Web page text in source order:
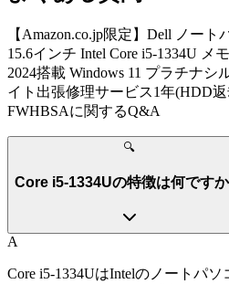
【Amazon.co.jp限定】Dell ノート
15.6インチ Intel Core i5-1334U メ
2024搭載 Windows 11 プラチナ
イト出張修理サービス1年(HDD
FWHBSAに関するQ&A
🔍
Core i5-1334Uの特徴は何ですか
A
Core i5-1334UはIntelのノートパ